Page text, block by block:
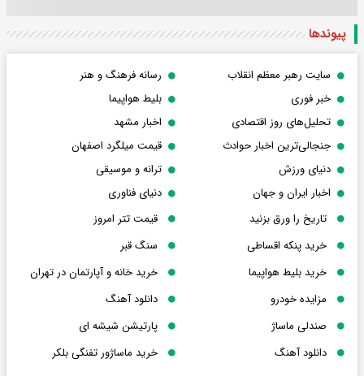
پیوندها
سایت رهبر معظم انقلاب
رسانه فرهنگ و هنر
خبر فوری
بلیط هواپیما
تحلیل‌های روز اقتصادی
اخبار مشهد
جنجالی‌ترین اخبار حوادث
قیمت میلگرد اصفهان
دنیای ورزش
ترانه و موسیقی
اخبار ایران و جهان
دنیای فناوری
تاریخ را ورق بزنید
قیمت تتر امروز
خرید پنکه اقساطی
سنگ قبر
خرید بلیط هواپیما
خرید خانه و آپارتمان در تهران
مزایده خودرو
دانلود آهنگ
صندلی ماساژ
پارتیشن شیشه ای
دانلود آهنگ
خرید ماساژور تفنگی بلکر